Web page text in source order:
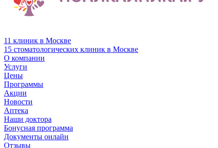
11 клиник в Москве
15 стоматологических клиник в Москве
О компании
Услуги
Цены
Программы
Акции
Новости
Аптека
Наши доктора
Бонусная программа
Документы онлайн
Отзывы